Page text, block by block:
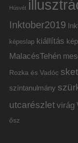
Húsvét
Inktober2019
képeslap kiállítás
MalacésTehén
Rozka és Vadóc
színtanulmány
utcarészlet virág
ősz